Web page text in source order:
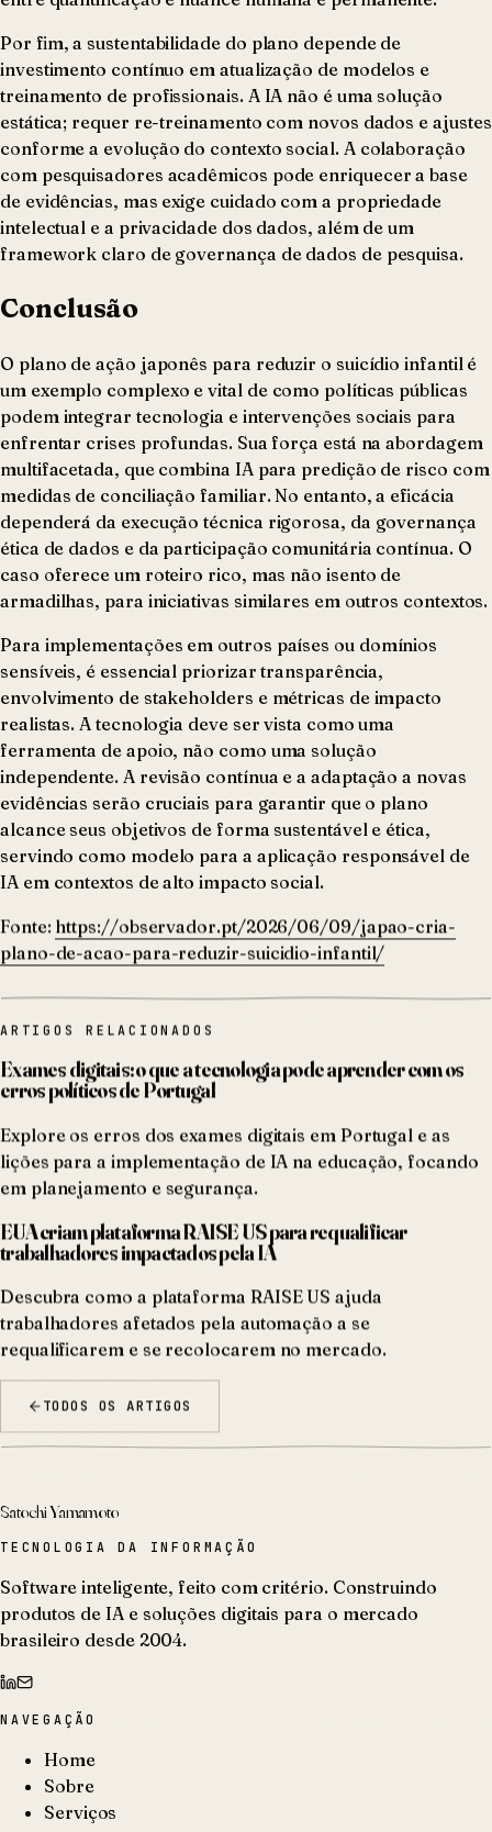
Por fim, a sustentabilidade do plano depende de
investimento contínuo em atualização de modelos e
treinamento de profissionais. A IA não é uma solução
estática; requer re-treinamento com novos dados e ajustes
conforme a evolução do contexto social. A colaboração
com pesquisadores acadêmicos pode enriquecer a base
de evidências, mas exige cuidado com a propriedade
intelectual e a privacidade dos dados, além de um
framework claro de governança de dados de pesquisa.
Conclusão
O plano de ação japonês para reduzir o suicídio infantil é
um exemplo complexo e vital de como políticas públicas
podem integrar tecnologia e intervenções sociais para
enfrentar crises profundas. Sua força está na abordagem
multifacetada, que combina IA para predição de risco com
medidas de conciliação familiar. No entanto, a eficácia
dependerá da execução técnica rigorosa, da governança
ética de dados e da participação comunitária contínua. O
caso oferece um roteiro rico, mas não isento de
armadilhas, para iniciativas similares em outros contextos.
Para implementações em outros países ou domínios
sensíveis, é essencial priorizar transparência,
envolvimento de stakeholders e métricas de impacto
realistas. A tecnologia deve ser vista como uma
ferramenta de apoio, não como uma solução
independente. A revisão contínua e a adaptação a novas
evidências serão cruciais para garantir que o plano
alcance seus objetivos de forma sustentável e ética,
servindo como modelo para a aplicação responsável de
IA em contextos de alto impacto social.
Fonte: https://observador.pt/2026/06/09/japao-cria-
plano-de-acao-para-reduzir-suicidio-infantil/
ARTIGOS RELACIONADOS
Exames digitais: o que a tecnologia pode aprender com os
erros políticos de Portugal
Explore os erros dos exames digitais em Portugal e as
lições para a implementação de IA na educação, focando
em planejamento e segurança.
EUA criam plataforma RAISE US para requalificar
trabalhadores impactados pela IA
Descubra como a plataforma RAISE US ajuda
trabalhadores afetados pela automação a se
requalificarem e se recolocarem no mercado.
TODOS OS ARTIGOS
Satochi Yamamoto
TECNOLOGIA DA INFORMAÇÃO
Software inteligente, feito com critério. Construindo
produtos de IA e soluções digitais para o mercado
brasileiro desde 2004.
NAVEGAÇÃO
Home
Sobre
Serviços